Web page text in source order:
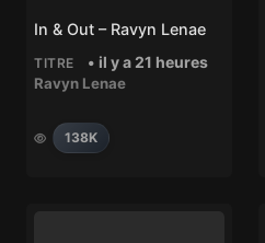
In & Out – Ravyn Lenae
TITRE • il y a 21 heures
Ravyn Lenae
138K